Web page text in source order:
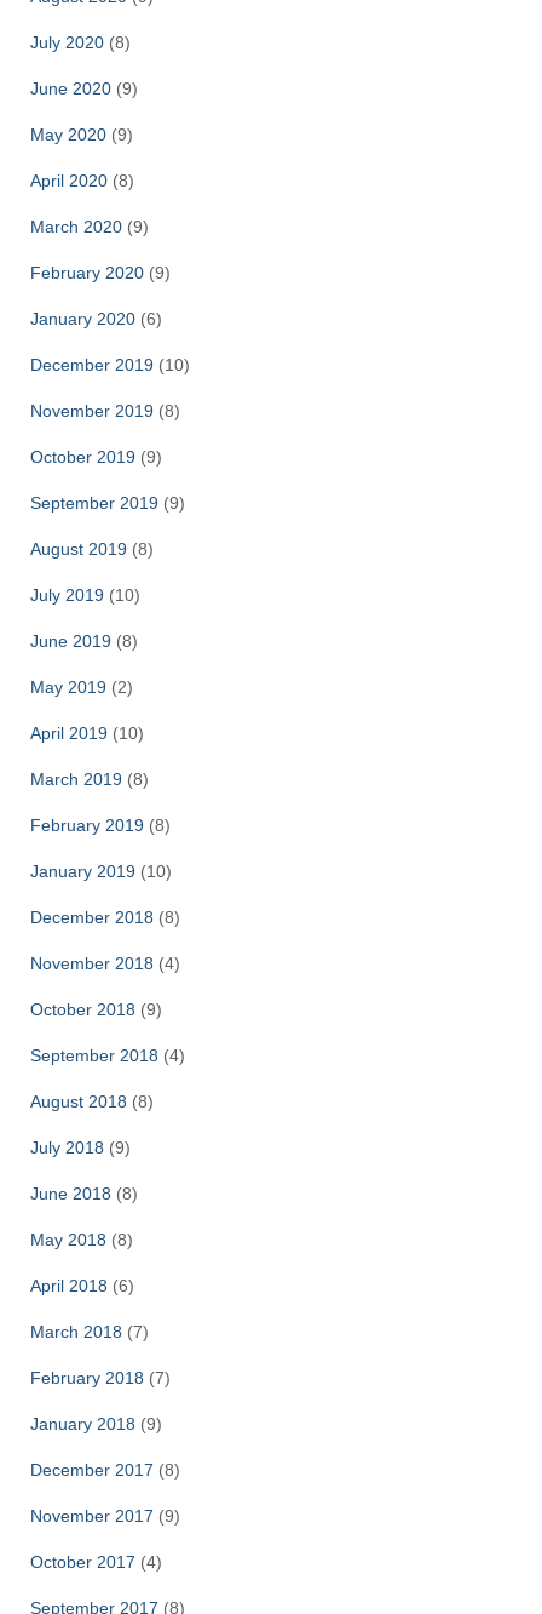
July 2020 (8)
June 2020 (9)
May 2020 (9)
April 2020 (8)
March 2020 (9)
February 2020 (9)
January 2020 (6)
December 2019 (10)
November 2019 (8)
October 2019 (9)
September 2019 (9)
August 2019 (8)
July 2019 (10)
June 2019 (8)
May 2019 (2)
April 2019 (10)
March 2019 (8)
February 2019 (8)
January 2019 (10)
December 2018 (8)
November 2018 (4)
October 2018 (9)
September 2018 (4)
August 2018 (8)
July 2018 (9)
June 2018 (8)
May 2018 (8)
April 2018 (6)
March 2018 (7)
February 2018 (7)
January 2018 (9)
December 2017 (8)
November 2017 (9)
October 2017 (4)
September 2017 (8)